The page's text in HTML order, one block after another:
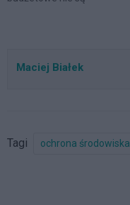
odpowiedział bowiem na
rozpoznanie połączonej
Maciej Białek
Tagi ochrona środowiska